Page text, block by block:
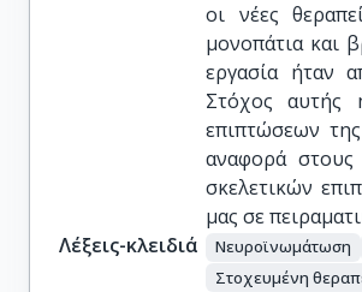
οι νέες
μονοπάτια και
εργασία ήταν
Στόχος αυτής
επιπτώσεων
αναφορά στους
σκελετικών
μας σε
Λέξεις-κλειδιά
Νευροϊνωμάτωση
Στοχευμένη